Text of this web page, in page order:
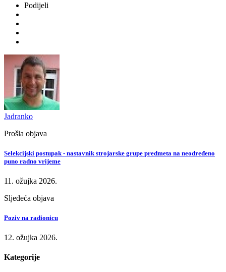
Podijeli
Jadranko
Prošla objava
Selekcijski postupak - nastavnik strojarske grupe predmeta na neodređeno
puno radno vrijeme
11. ožujka 2026.
Sljedeća objava
Poziv na radionicu
12. ožujka 2026.
Kategorije